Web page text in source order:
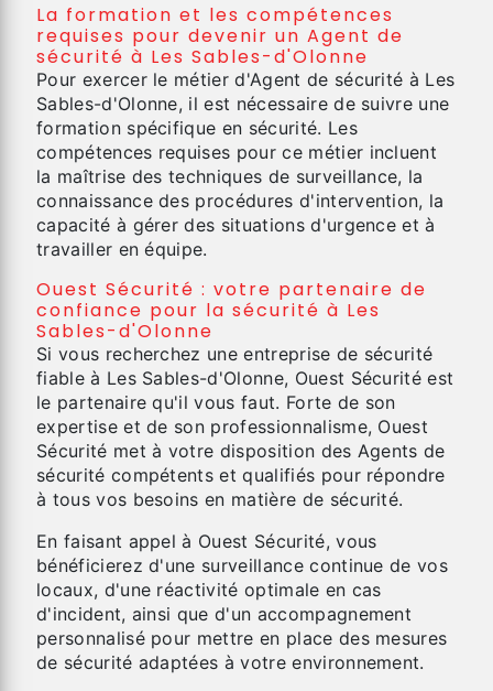
La formation et les compétences
requises pour devenir un Agent de
sécurité à Les Sables-d'Olonne
Pour exercer le métier d'Agent de sécurité à Les
Sables-d'Olonne, il est nécessaire de suivre une
formation spécifique en sécurité. Les
compétences requises pour ce métier incluent
la maîtrise des techniques de surveillance, la
connaissance des procédures d'intervention, la
capacité à gérer des situations d'urgence et à
travailler en équipe.
Ouest Sécurité : votre partenaire de
confiance pour la sécurité à Les
Sables-d'Olonne
Si vous recherchez une entreprise de sécurité
fiable à Les Sables-d'Olonne, Ouest Sécurité est
le partenaire qu'il vous faut. Forte de son
expertise et de son professionnalisme, Ouest
Sécurité met à votre disposition des Agents de
sécurité compétents et qualifiés pour répondre
à tous vos besoins en matière de sécurité.
En faisant appel à Ouest Sécurité, vous
bénéficierez d'une surveillance continue de vos
locaux, d'une réactivité optimale en cas
d'incident, ainsi que d'un accompagnement
personnalisé pour mettre en place des mesures
de sécurité adaptées à votre environnement.